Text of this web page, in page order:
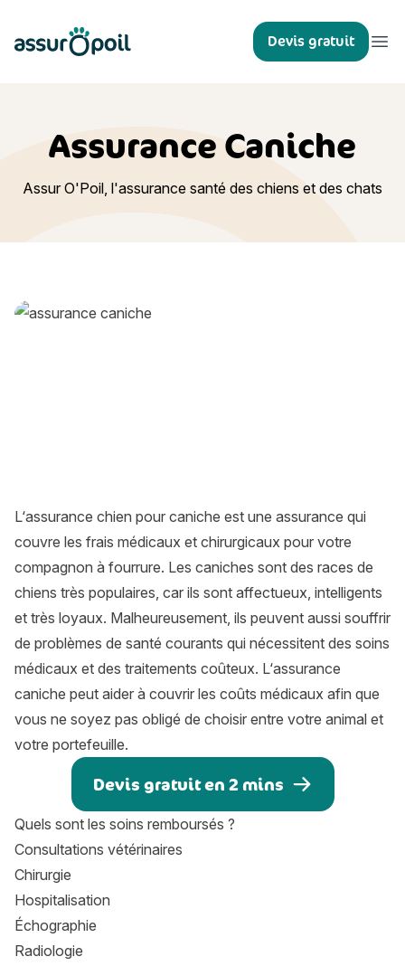
Assur O'Poil Devis gratuit
Assurance Caniche
Assur O'Poil, l'assurance santé des chiens et des chats
L‘assurance chien pour caniche est une assurance qui
couvre les frais médicaux et chirurgicaux pour votre
compagnon à fourrure. Les caniches sont des races de
chiens très populaires, car ils sont affectueux, intelligents
et très loyaux. Malheureusement, ils peuvent aussi souffrir
de problèmes de santé courants qui nécessitent des soins
médicaux et des traitements coûteux. L‘assurance
caniche peut aider à couvrir les coûts médicaux afin que
vous ne soyez pas obligé de choisir entre votre animal et
votre portefeuille.
Devis gratuit en 2 mins
Quels sont les soins remboursés ?
Consultations vétérinaires
Chirurgie
Hospitalisation
Échographie
Radiologie